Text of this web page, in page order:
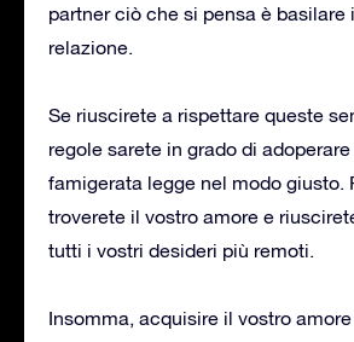
partner ciò che si pensa è basilare
relazione.
Se riuscirete a rispettare queste
regole sarete in grado di
famigerata legge nel modo giusto.
troverete il vostro amore e
tutti i vostri desideri più remoti.
Insomma, acquisire il vostro